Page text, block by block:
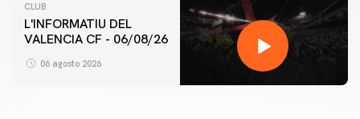
CLUB
L'INFORMATIU DEL
VALENCIA CF - 06/08/26
06 agosto 2026